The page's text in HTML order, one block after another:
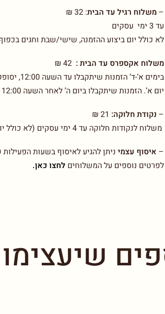
– משלוח רגיל עד הבית:
32 ₪
עד 3 ימי עסקים
לא כולל יום ביצוע ההזמנה, שישי/שבת וחגים
משלוח אקספרס עד הבית : 42 ₪
יום א’. הזמנות שיתקבלו ביום ה’ לאחר השעה 12:00 ובשישי-שבת יסופקו עד יום ב’. בכפוף לתקנון
– נקודת חלוקה: 21 ₪
משלוח לנקודות חלוקה עד 4 ימי עסקים (לא כולל יום ביצוע ההזמנה)
– איסוף עצמיניתן להגיע לאיסוף בשעות הפעילות שלנו בימים א-
לפרטים נוספים על המשלוחים לחצו כאן.